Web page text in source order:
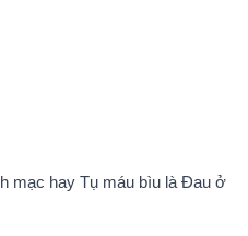
mạc hay Tụ máu bìu là Đau ở